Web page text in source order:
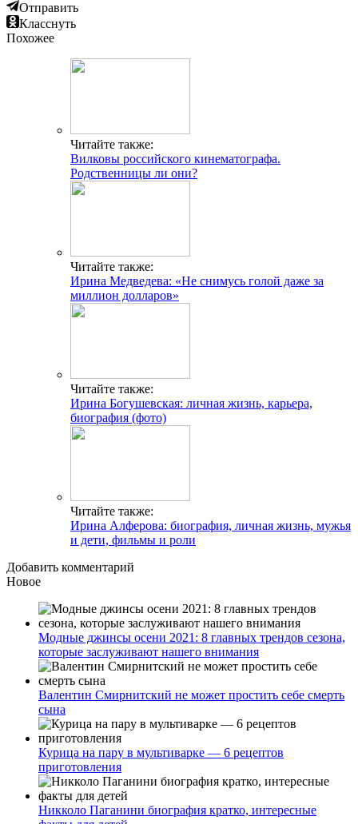
Отправить
Класснуть
Похожее
Читайте также:
Вилковы российского кинематографа.
Родственницы ли они?
Читайте также:
Ирина Медведева: «Не снимусь голой даже за
миллион долларов»
Читайте также:
Ирина Богушевская: личная жизнь, карьера,
биография (фото)
Читайте также:
Ирина Алферова: биография, личная жизнь, мужья
и дети, фильмы и роли
Добавить комментарий
Новое
Модные джинсы осени 2021: 8 главных трендов сезона,
которые заслуживают нашего внимания
Валентин Смирнитский не может простить себе смерть
сына
Курица на пару в мультиварке — 6 рецептов
приготовления
Никколо Паганини биография кратко, интересные